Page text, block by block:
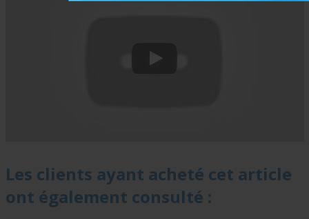
Les clients ayant acheté cet article
ont également consulté :